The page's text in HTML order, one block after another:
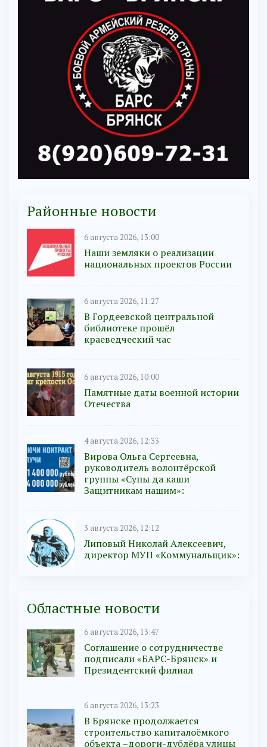
Районные новости
6 августа 2026, 13:00
Наши земляки о реализации
национальных проектов России
6 августа 2026, 11:27
В Гордеевской центральной
библиотеке прошёл
краеведческий час
6 августа 2026, 10:00
Памятные даты военной истории
Отечества
4 августа 2026, 12:33
Вирова Ольга Сергеевна,
руководитель волонтёрской
группы «Супы да каши
Защитникам нашим»:
3 августа 2026, 12:12
Липовый Николай Алексеевич,
директор МУП «Коммунальщик»:
Областные новости
6 августа 2026, 13:47
Соглашение о сотрудничестве
подписали «БАРС-Брянск» и
Президентский филиал
6 августа 2026, 13:23
В Брянске продолжается
строительство капиталоёмкого
объекта –дороги-дублёра улицы